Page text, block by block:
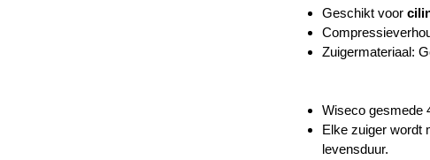
Geschikt voor
Zuigermateriaal:
Wiseco gesmede
Elke zuiger wordt
levensduur.